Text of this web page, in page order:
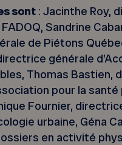
sont : Jacinthe Roy,
Sandrine
de Piétons
générale
Thomas Bastien,
pour la santé
Fournier,
urbaine, Géna
en activité